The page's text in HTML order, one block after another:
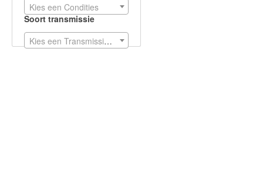
Kies een Condities
Soort transmissie
Kies een Transmissie soorten